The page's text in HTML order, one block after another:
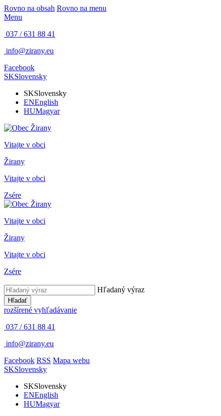
Rovno na obsah Rovno na menu
Menu
037 / 631 88 41
info@zirany.eu
Facebook
SKSlovensky
SKSlovensky
ENEnglish
HUMagyar
Vitajte v obci
Žirany
Vitajte v obci
Zsére
Vitajte v obci
Žirany
Vitajte v obci
Zsére
Hľadaný výraz
Hľadať
rozšírené vyhľadávanie
037 / 631 88 41
info@zirany.eu
Facebook RSS Mapa webu
SKSlovensky
SKSlovensky
ENEnglish
HUMagyar